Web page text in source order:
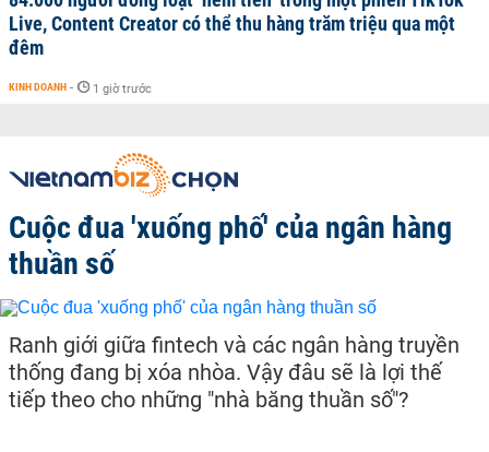
Live, Content Creator có thể thu hàng trăm triệu qua một
đêm
KINH DOANH - 1 giờ trước
Cuộc đua 'xuống phố' của ngân hàng
thuần số
Ranh giới giữa fintech và các ngân hàng truyền
thống đang bị xóa nhòa. Vậy đâu sẽ là lợi thế
tiếp theo cho những "nhà băng thuần số"?